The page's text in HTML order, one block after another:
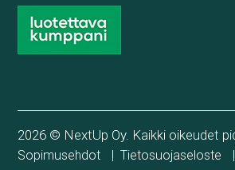
2026 © NextUp Oy. Kaikki oikeudet
Sopimusehdot |Tietosuojaseloste |